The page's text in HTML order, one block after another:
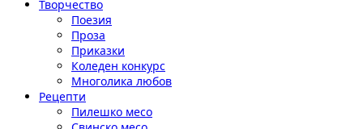
Творчество
Поезия
Проза
Приказки
Коледен конкурс
Многолика любов
Рецепти
Пилешко месо